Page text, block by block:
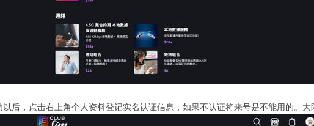
后，点击右上角个人资料登记实名认证信息，如果不认证将来号是不能用的。